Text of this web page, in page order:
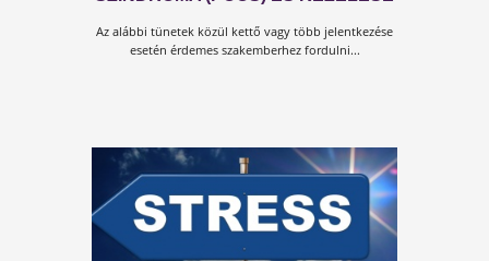
KULCS AZ IMMUNRENDSZERHEZ